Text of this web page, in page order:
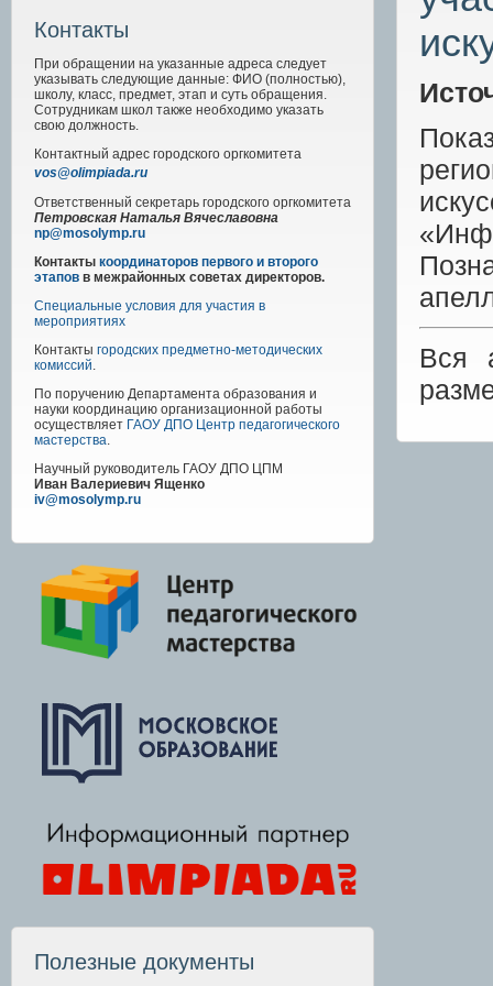
Контакты
При обращении на указанные адреса следует
указывать следующие данные: ФИО (полностью),
школу, класс, предмет, этап и суть обращения.
Сотрудникам школ также необходимо указать
свою должность.
Контактный адрес городского оргкомитета
vos@olimpiada.ru
Ответственный секретарь городского оргкомитета
Петровская Наталья Вячеславовна
np@mosolymp.ru
Контакты координаторов первого и второго
этапов в межрайонных советах директоров.
Специальные условия для участия в
мероприятиях
Контакты городских предметно-методических
комиссий.
По поручению Департамента образования и
науки координацию организационной работы
осуществляет ГАОУ ДПО Центр педагогического
мастерства.
Научный руководитель ГАОУ ДПО ЦПМ
Иван Валериевич Ященко
iv@mosolymp.ru
Полезные документы
Вся